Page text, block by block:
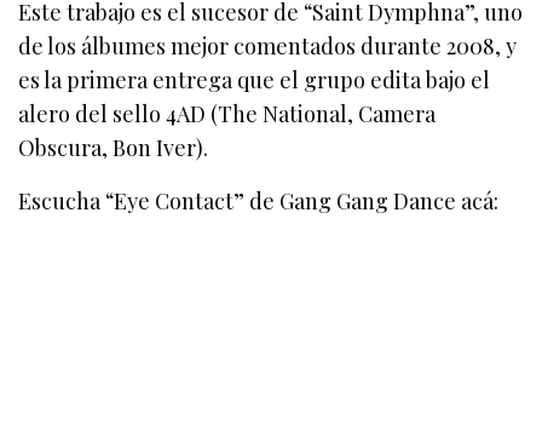
Este trabajo es el sucesor de “Saint Dymphna”, uno
de los álbumes mejor comentados durante 2008, y
es la primera entrega que el grupo edita bajo el
alero del sello 4AD (The National, Camera
Obscura, Bon Iver).
Escucha “Eye Contact” de Gang Gang Dance acá: